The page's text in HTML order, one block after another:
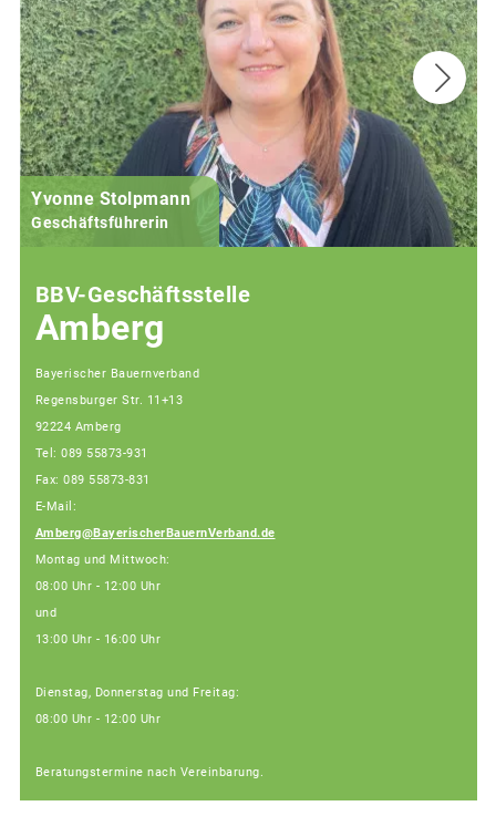
Yvonne Stolpmann
Geschäftsführerin
BBV-Geschäftsstelle
Amberg
Bayerischer Bauernverband
Regensburger Str. 11+13
92224 Amberg
Tel: 089 55873-931
Fax: 089 55873-831
E-Mail:
Amberg@BayerischerBauernVerband.de
Montag und Mittwoch:
08:00 Uhr - 12:00 Uhr
und
13:00 Uhr - 16:00 Uhr
Dienstag, Donnerstag und Freitag:
08:00 Uhr - 12:00 Uhr
Beratungstermine nach Vereinbarung.